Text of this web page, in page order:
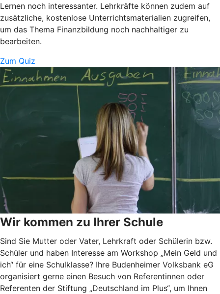
Lernen noch interessanter. Lehrkräfte können zudem auf
zusätzliche, kostenlose Unterrichtsmaterialien zugreifen,
um das Thema Finanzbildung noch nachhaltiger zu
bearbeiten.
Zum Quiz
Wir kommen zu Ihrer Schule
Sind Sie Mutter oder Vater, Lehrkraft oder Schülerin bzw.
Schüler und haben Interesse am Workshop „Mein Geld und
ich“ für eine Schulklasse? Ihre Budenheimer Volksbank eG
organisiert gerne einen Besuch von Referentinnen oder
Referenten der Stiftung „Deutschland im Plus“, um Ihnen